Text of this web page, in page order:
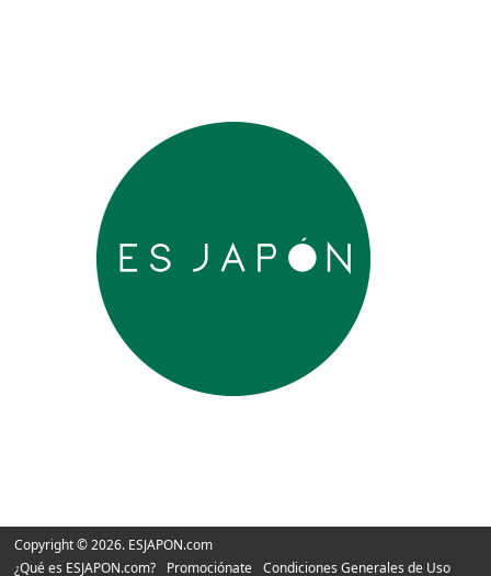
Copyright © 2026. ESJAPON.com
¿Qué es ESJAPON.com?
Promociónate Condiciones Generales de Uso